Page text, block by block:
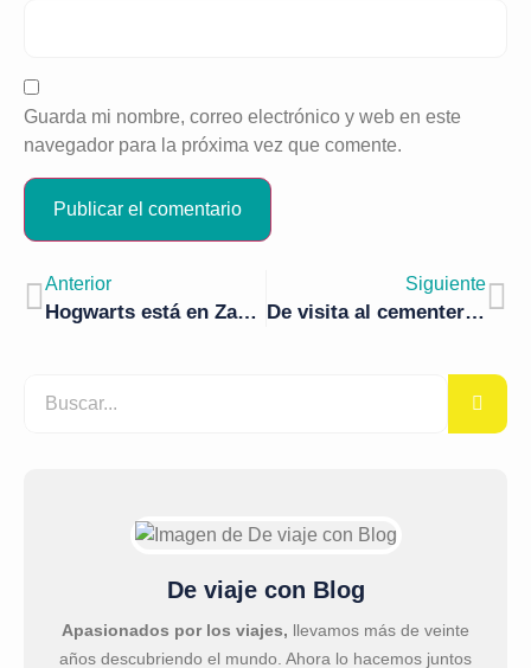
Guarda mi nombre, correo electrónico y web en este
navegador para la próxima vez que comente.
Anterior
Hogwarts está en Zaragoza: la casa rural de Harry Potter
Siguiente
De visita al cementerio de San Michele en Venecia
De viaje con Blog
Apasionados por los viajes, llevamos más de veinte
años descubriendo el mundo. Ahora lo hacemos juntos